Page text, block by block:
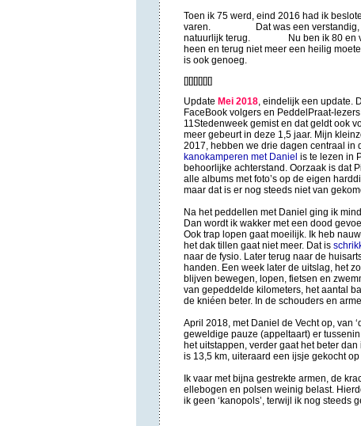
Toen ik 75 werd, eind 2016 had ik
varen. Dat was een verstandig,
natuurlijk terug. Nu ben ik 80 en
heen en terug niet meer een heilig
is ook genoeg.
[][][][][][]
Update Mei 2018, eindelijk een update.
FaceBook volgers en PeddelPraat-
11Stedenweek gemist en dat geldt ook
meer gebeurt in deze 1,5 jaar. Mijn
2017, hebben we drie dagen centraal in
kanokamperen met Daniel is te lezen in
behoorlijke achterstand. Oorzaak is dat
alle albums met foto’s op de eigen
maar dat is er nog steeds niet van
Na het peddellen met Daniel ging ik
Dan wordt ik wakker met een dood
Ook trap lopen gaat moeilijk. Ik heb
het dak tillen gaat niet meer. Dat is
naar de fysio. Later terug naar de
handen. Een week later de uitslag, het
blijven bewegen, lopen, fietsen en
van gepeddelde kilometers, het aantal
de kniéen beter. In de schouders en
April 2018, met Daniel de Vecht op, van
geweldige pauze (appeltaart) er
het uitstappen, verder gaat het beter dan
is 13,5 km, uiteraard een ijsje gekocht
Ik vaar met bijna gestrekte armen, de
ellebogen en polsen weinig belast.
ik geen ‘kanopols’, terwijl ik nog steeds